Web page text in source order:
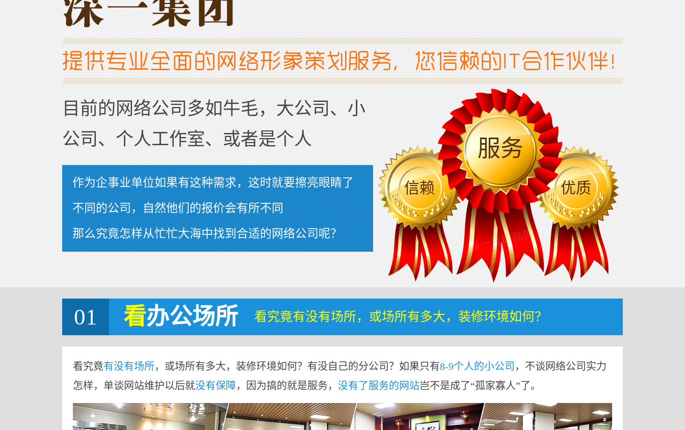
目前的网络公司多如牛毛，大公司、小
公司、个人工作室、或者是个人
作为企事业单位如果有这种需求，这时就要擦亮眼睛了
不同的公司，自然他们的报价会有所不同
那么究竟怎样从忙忙大海中找到合适的网络公司呢？
信赖
服务
优质
01 看办公场所 看究竟有没有场所，或场所有多大，装修环境如何？
看究竟有没有场所，或场所有多大，装修环境如何？有没自己的分公司？如果只有8-9个人的小公司 ，不谈网络公司实力
怎样，单谈网站维护以后就没有保障，因为搞的就是服务， 没有了服务的网站岂不是成了“孤家寡人”了。